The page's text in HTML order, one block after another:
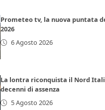
Prometeo tv, la nuova puntata
2026
6 Agosto 2026
La lontra riconquista il Nord
decenni di assenza
5 Agosto 2026